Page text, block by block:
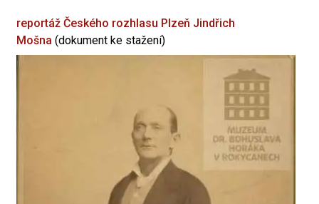
reportáž Českého rozhlasu Plzeň Jindřich
Mošna (dokument ke stažení)